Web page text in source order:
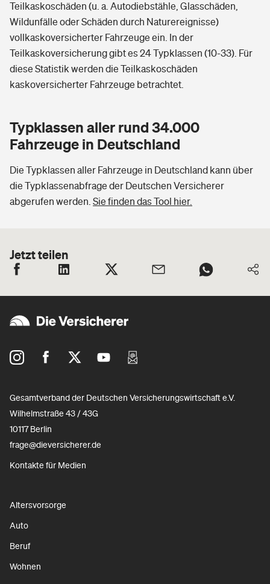
Teilkaskoschäden (u. a. Autodiebstähle, Glasschäden,
Wildunfälle oder Schäden durch Naturereignisse)
vollkaskoversicherter Fahrzeuge ein. In der
Teilkaskoversicherung gibt es 24 Typklassen (10-33). Für
diese Statistik werden die Teilkaskoschäden
kaskoversicherter Fahrzeuge betrachtet.
Typklassen aller rund 34.000
Fahrzeuge in Deutschland
Die Typklassen aller Fahrzeuge in Deutschland kann über
die Typklassenabfrage der Deutschen Versicherer
abgerufen werden. Sie finden das Tool hier.
Jetzt teilen
Gesamtverband der Deutschen Versicherungswirtschaft e.V.
Wilhelmstraße 43 / 43G
10117 Berlin
frage@dieversicherer.de
Kontakte für Medien
Altersvorsorge
Auto
Beruf
Wohnen